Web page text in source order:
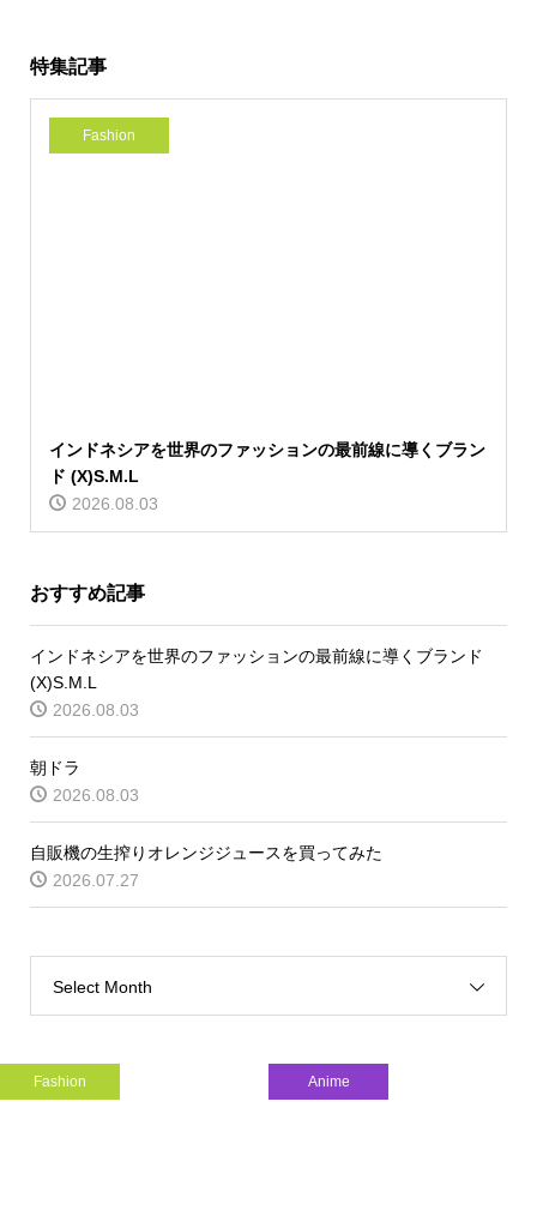
特集記事
Fashion
インドネシアを世界のファッションの最前線に導くブラン
ド (X)S.M.L
2026.08.03
おすすめ記事
インドネシアを世界のファッションの最前線に導くブランド
(X)S.M.L
2026.08.03
朝ドラ
2026.08.03
自販機の生搾りオレンジジュースを買ってみた
2026.07.27
Select Month
Fashion Anime